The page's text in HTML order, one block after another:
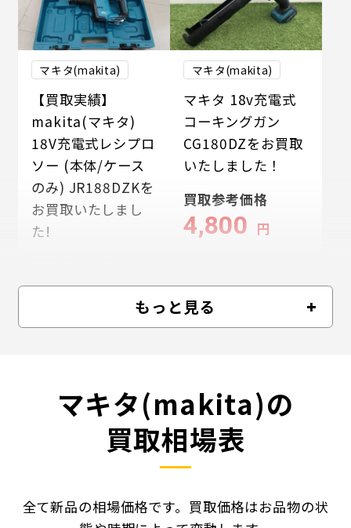
マキタ(makita)
【買取実績】
makita(マキタ)
18V充電式レシプロ
ソー (本体/ケース
のみ) JR188DZKを
お買取いたしまし
た!
7000
マキタ(makita)
マキタ 18v充電式
コーキングガン
CG180DZをお買取
いたしました！
買取参考価格
4,800 円
もっと見る
マキタ(makita)の
買取相場表
全て新品の相場価格です。買取価格はお品物の状